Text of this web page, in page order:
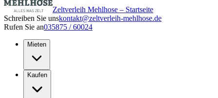
Zeltverleih Mehlhose – Startseite
Schreiben Sie unskontakt@zeltverleih-mehlhose.de
Rufen Sie an035875 / 60024
Mieten
Kaufen